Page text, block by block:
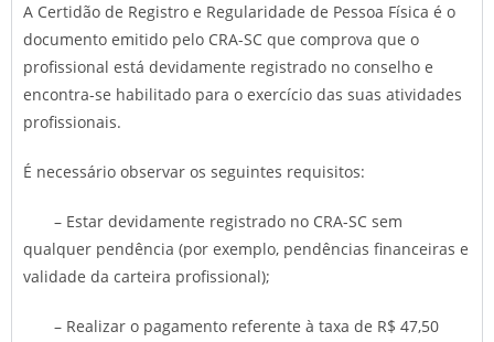
A Certidão de Registro e Regularidade de Pessoa Física é o
documento emitido pelo CRA-SC que comprova que o
profissional está devidamente registrado no conselho e
encontra-se habilitado para o exercício das suas atividades
profissionais.
É necessário observar os seguintes requisitos:
– Estar devidamente registrado no CRA-SC sem
qualquer pendência (por exemplo, pendências financeiras e
validade da carteira profissional);
– Realizar o pagamento referente à taxa de R$ 47,50